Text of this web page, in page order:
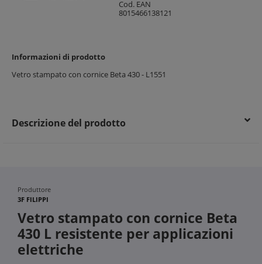
Cod. EAN
8015466138121
Informazioni di prodotto
Vetro stampato con cornice Beta 430 - L1551
Descrizione del prodotto
Produttore
3F FILIPPI
Vetro stampato con cornice Beta
430 L resistente per applicazioni
elettriche